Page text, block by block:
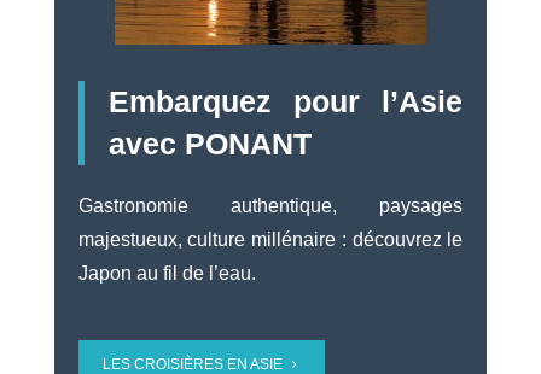
Embarquez pour l’Asie
avec PONANT
Gastronomie authentique, paysages
majestueux, culture millénaire : découvrez le
Japon au fil de l’eau.
LES CROISIÈRES EN ASIE